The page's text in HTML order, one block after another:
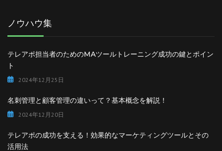
ノウハウ集
テレアポ担当者のためのMAツールトレーニング成功の鍵とポイン
ト
2024年12月25日
名刺管理と顧客管理の違いって？基本概念を解説！
2024年12月20日
テレアポの成功を支える！効果的なマーケティングツールとその
活用法